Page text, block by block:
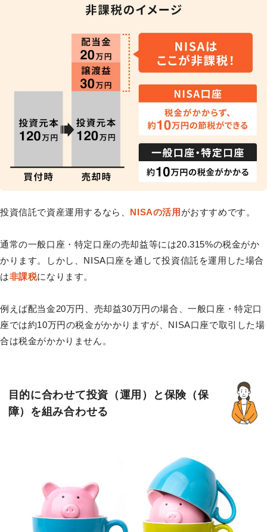
投資信託で資産運用するなら、 NISAの活用 がおすすめです。
通常の一般口座・特定口座の売却益等には20.315%の税金がか
かります。しかし、NISA口座を通して投資信託を運用した場合
は非課税になります。
例えば配当金20万円、売却益30万円の場合、一般口座・特定口
座では約10万円の税金がかかりますが、NISA口座で取引した場
合は税金がかかりません。
目的に合わせて投資（運用）と保険（保
障）を組み合わせる